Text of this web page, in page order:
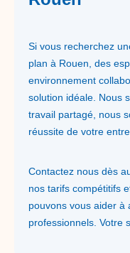
Si vous recherchez
plan à Rouen, des
environnement
solution idéale. Nous
travail partagé, nous
réussite de votre
Contactez nous dès
nos tarifs compétitifs
pouvons vous aider à
professionnels. Votre